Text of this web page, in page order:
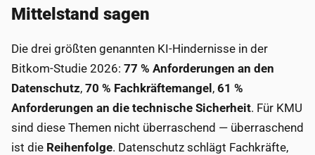
Mittelstand sagen
Die drei größten genannten KI-Hindernisse in der
Bitkom-Studie 2026: 77 % Anforderungen an den
Datenschutz, 70 % Fachkräftemangel , 61 %
Anforderungen an die technische Sicherheit. Für KMU
sind diese Themen nicht überraschend — überraschend
ist die Reihenfolge. Datenschutz schlägt Fachkräfte,